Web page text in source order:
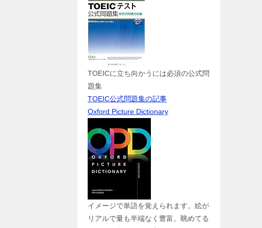
TOEICに立ち向かうには必須の公式問
題集
TOEIC公式問題集の記事
Oxford Picture Dictionary
イメージで単語を覚えられます。絵が
リアルで量も半端なく豊富。眺めてる